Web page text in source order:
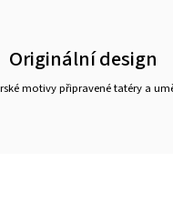
Originální design
motivy připravené tatéry a